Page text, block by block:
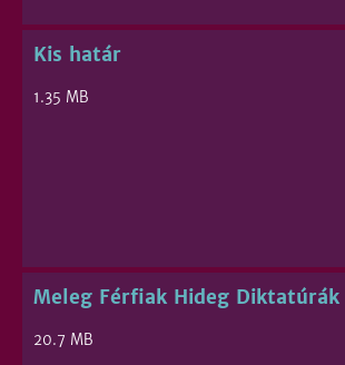
Kis határ
1.35 MB
Meleg Férfiak Hideg Diktatúrák
20.7 MB